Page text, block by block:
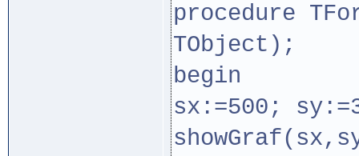
procedure
TObject);
begin
sx:=500;